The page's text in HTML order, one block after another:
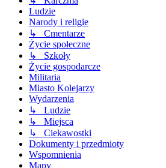
Ludzie
Narody i religie
↳ Cmentarze
Życie społeczne
↳ Szkoły
Życie gospodarcze
Militaria
Miasto Kolejarzy
Wydarzenia
↳ Ludzie
↳ Miejsca
↳ Ciekawostki
Dokumenty i przedmioty
Wspomnienia
Mapy